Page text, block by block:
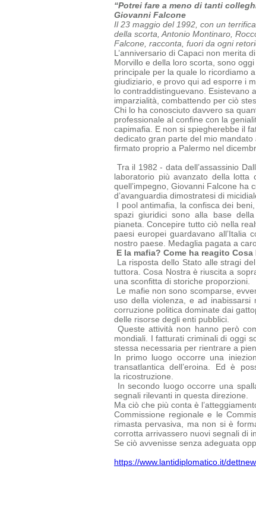
“Potrei fare a meno di tanti
Giovanni Falcone
Il 23 maggio del 1992, con un
della scorta, Antonio Montinaro,
Falcone, racconta, fuori da ogni
L’anniversario di Capaci non merita
Morvillo e della loro scorta, sono
principale per la quale lo ricordiamo
giudiziario, e provo qui ad esporre i
lo contraddistinguevano. Esistevano
imparzialità, combattendo per ciò
Chi lo ha conosciuto davvero sa
professionale al confine con la
capimafia. E non si spiegherebbe il
dedicato gran parte del mio
firmato proprio a Palermo nel
Tra il 1982 - data dell’assassinio
laboratorio più avanzato della lotta
quell’impegno, Giovanni Falcone ha
d’avanguardia dimostratesi di
I pool antimafia, la confisca dei
spazi giuridici sono alla base della
pianeta.Concepire tutto ciò nella
paesi europei guardavano all’Italia
nostro paese. Medaglia pagata a
E la mafia? Come ha reagito
La risposta dello Stato alle stragi
tuttora. Cosa Nostra è riuscita a
una sconfitta di storiche proporzioni.
Le mafie non sono scomparse,
uso della violenza, e ad
corruzione politica dominate dai
delle risorse degli enti pubblici.
Queste attività non hanno però
mondiali. I fatturati criminali di oggi
stessa necessaria per rientrare a
In primo luogo occorre una
transatlantica dell’eroina. Ed è
la ricostruzione.
In secondo luogo occorre una
segnali rilevanti in questa direzione.
Ma ciò che più conta è
Commissione regionale e le
rimasta pervasiva, ma non si è
corrotta arrivassero nuovi segnali di
Se ciò avvenisse senza adeguata
https://www.lantidiplomatico.it/